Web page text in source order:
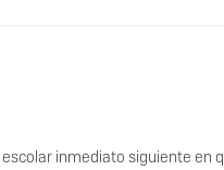
inmediato siguiente en